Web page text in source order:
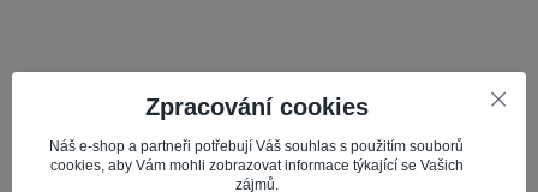
Zpracování cookies
Náš e-shop a partneři potřebují Váš souhlas s použitím souborů
cookies, aby Vám mohli zobrazovat informace týkající se Vašich
zájmů.